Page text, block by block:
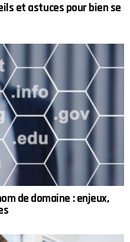
et astuces pour bien se
de domaine : enjeux,